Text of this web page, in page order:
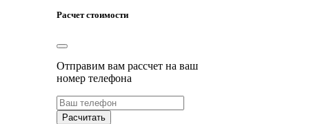
Расчет стоимости
Отправим вам рассчет на ваш
номер телефона
Расчитать